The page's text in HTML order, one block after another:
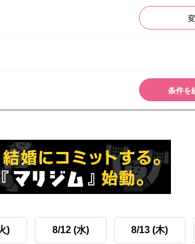
条件を
) 8/12 (水) 8/13 (木)